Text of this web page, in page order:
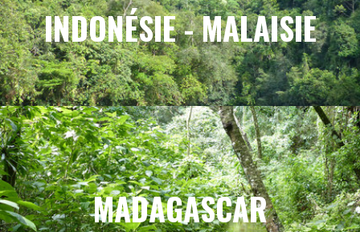
INDONÉSIE - MALAISIE
MADAGASCAR